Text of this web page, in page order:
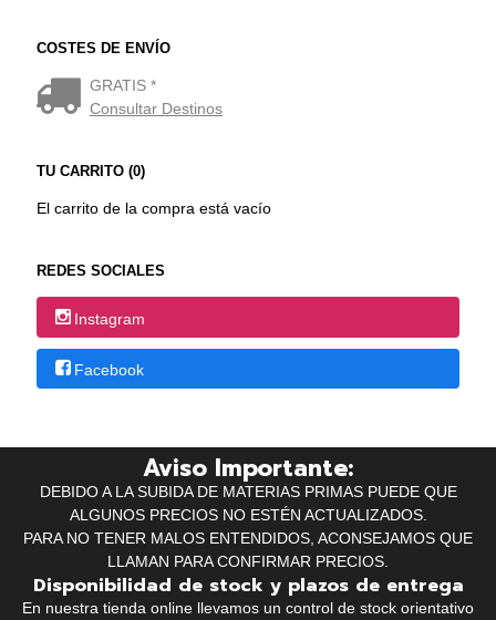
COSTES DE ENVÍO
GRATIS *
Consultar Destinos
TU CARRITO (0)
El carrito de la compra está vacío
REDES SOCIALES
Instagram
Facebook
Aviso Importante:
DEBIDO A LA SUBIDA DE MATERIAS PRIMAS PUEDE QUE
ALGUNOS PRECIOS NO ESTÉN ACTUALIZADOS.
PARA NO TENER MALOS ENTENDIDOS, ACONSEJAMOS QUE
LLAMAN PARA CONFIRMAR PRECIOS.
Disponibilidad de stock y plazos de entrega
En nuestra tienda online llevamos un control de stock orientativo